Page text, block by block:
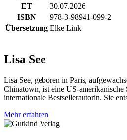
ET
30.07.2026
ISBN
978-3-98941-099-2
Übersetzung Elke Link
Lisa See
Lisa See, geboren in Paris,
Chinatown, ist eine US-amerikanische
internationale Bestsellerautorin. Sie
Mehr erfahren